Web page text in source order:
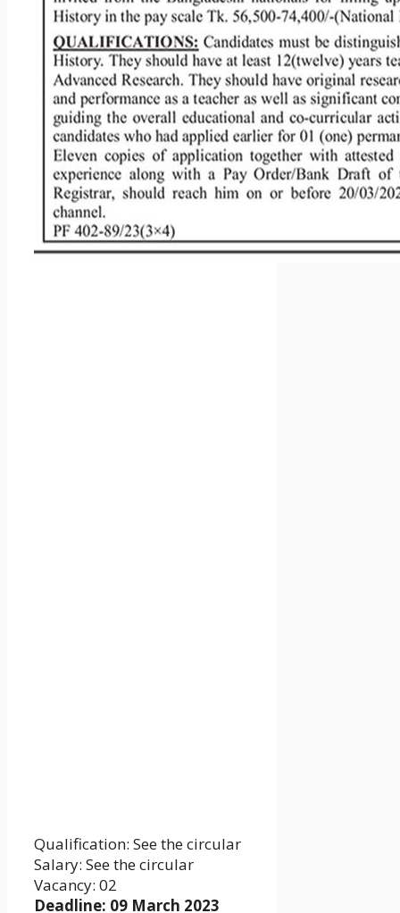
Qualification: See the circular
Salary: See the circular
Vacancy: 02
Deadline: 09 March 2023